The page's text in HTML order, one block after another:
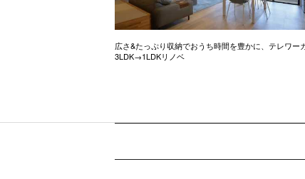
広さ&たっぷり収納でおうち時間を豊かに、テレワー
3LDK→1LDKリノベ